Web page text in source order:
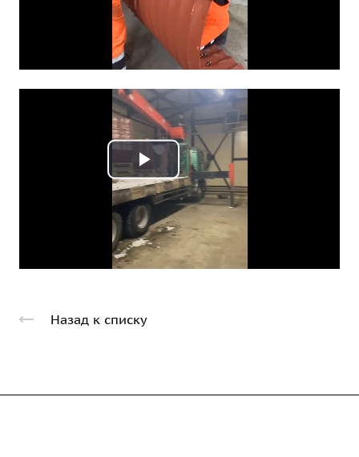
Video
Play
Video
Назад к списку